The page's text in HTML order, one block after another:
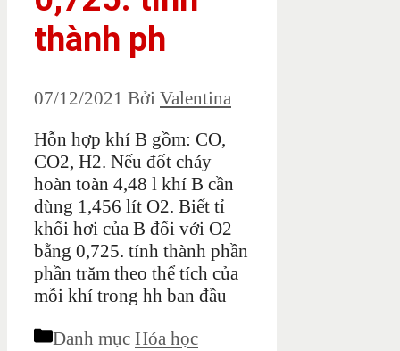
thành ph
07/12/2021 Bởi Valentina
Hỗn hợp khí B gồm: CO,
CO2, H2. Nếu đốt cháy
hoàn toàn 4,48 l khí B cần
dùng 1,456 lít O2. Biết tỉ
khối hơi của B đối với O2
bằng 0,725. tính thành phần
phần trăm theo thể tích của
mỗi khí trong hh ban đầu
Danh mục Hóa học